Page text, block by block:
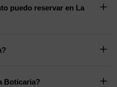
puedo reservar en La
Boticaria?